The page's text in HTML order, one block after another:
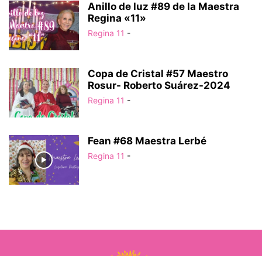
Anillo de luz #89 de la Maestra
Regina «11»
Regina 11 -
Copa de Cristal #57 Maestro
Rosur- Roberto Suárez-2024
Regina 11 -
Fean #68 Maestra Lerbé
Regina 11 -